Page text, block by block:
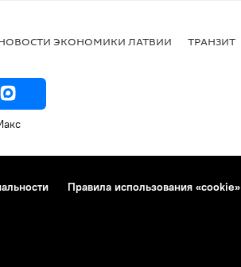
ЭКОНОМИКИ ЛАТВИИ ТРАНЗИТ
Правила использования «cookie»